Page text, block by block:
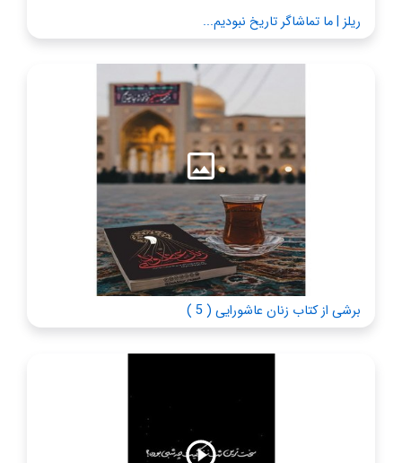
ریلز | ما تماشاگر تاریخ نبودیم...
برشی از کتاب زنان عاشورایی ( 5 )